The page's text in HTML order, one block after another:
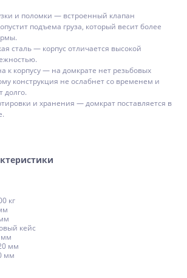
и поломки — встроенный клапан
подъема груза, который весит более
сталь — корпус отличается высокой
к корпусу — на домкрате нет резьбовых
конструкция не ослабнет со временем и
долго.
и хранения — домкрат поставляется в
кг
кейс
мм
мм
мм